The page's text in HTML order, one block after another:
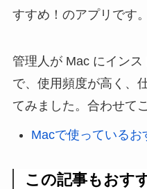
すすめ！のアプリです。
管理人が Mac にイン
で、使用頻度が高く、
てみました。合わせて
Macで使っているお
この記事もおす